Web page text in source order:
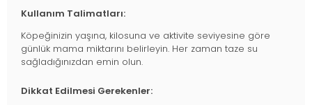
Kullanım Talimatları:
Köpeğinizin yaşına, kilosuna ve aktivite seviyesine göre
günlük mama miktarını belirleyin. Her zaman taze su
sağladığınızdan emin olun.
Dikkat Edilmesi Gerekenler: